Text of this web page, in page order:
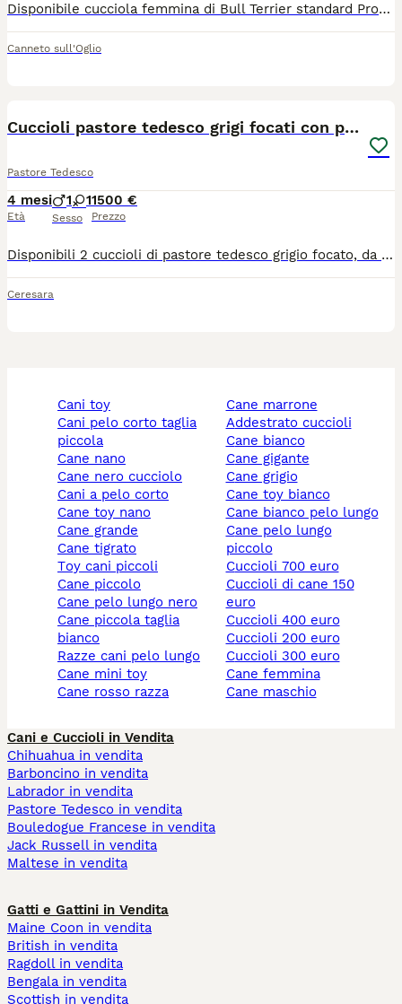
Disponibile cucciola femmina di Bull Terrier standard Proveniente da cucciolata cresciuta in ambiente domestico, con genitori visibili e selezionati. La cucciola sarà ceduta con pedigree, ciclo vaccinale completo e vermifugo effettuato. Disponibile dal compimento dei 2 mesi, dal 10 giugno Annuncio rivolto a persone serie, e amanti della razza. Per altrr info e prezzo scrivere in privato. X
Canneto sull'Oglio
Cuccioli pastore tedesco grigi focati con pedigree
Pastore Tedesco
4 mesi
Età
1 1
Sesso
1500 €
Prezzo
Disponibili 2 cuccioli di pastore tedesco grigio focato, da linea di bellezza, di 2 mesi e una settimana, pronti da subito. Sono disponibili: * 1 maschio a pelo lungo * 1 femmina a pelo corto/regolare Figli di Ray vom Leithawald, maschio grigio di alta genealogia proveniente dall’Austria. Genitori controllati per displasia anca e gomito, DNA depositato e selezionati secondo gli standard di razza. I cuccioli vengono ceduti con: •⁠ ⁠libretto sanitario •⁠ ⁠vaccino e sverminazione Adatti sia alla vita in famiglia sia a un percorso espositivo. Prezzo: €1500 Contattare solo se seriamente interessati. 📞 Davide 352 070 9518
Ceresara
cani toy
cani pelo corto taglia
piccola
cane nano
cane nero cucciolo
cani a pelo corto
cane toy nano
cane grande
cane tigrato
toy cani piccoli
cane piccolo
cane pelo lungo nero
cane piccola taglia
bianco
razze cani pelo lungo
cane mini toy
cane rosso razza
cane marrone
addestrato cuccioli
cane bianco
cane gigante
cane grigio
cane toy bianco
cane bianco pelo lungo
cane pelo lungo
piccolo
cuccioli 700 euro
cuccioli di cane 150
euro
cuccioli 400 euro
cuccioli 200 euro
cuccioli 300 euro
cane femmina
cane maschio
Cani e Cuccioli in Vendita
Chihuahua in vendita
Barboncino in vendita
Labrador in vendita
Pastore Tedesco in vendita
Bouledogue Francese in vendita
Jack Russell in vendita
Maltese in vendita
Gatti e Gattini in Vendita
Maine Coon in vendita
British in vendita
Ragdoll in vendita
Bengala in vendita
Scottish in vendita